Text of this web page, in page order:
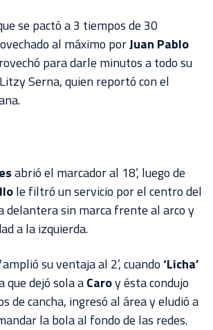
se pactó a 3 tiempos de 30
al máximo porJuan Pablo
para darle minutos a todo su
Serna, quien reportó con el
abrió el marcador al 18’, luego de
le filtró un servicio por el centro del
delantera sin marca frente al arco y
a la izquierda.
amplió su ventaja al 2’, cuando‘Licha’
que dejó sola aCaroy ésta condujo
de cancha, ingresó al área y eludió a
la bola al fondo de las redes.